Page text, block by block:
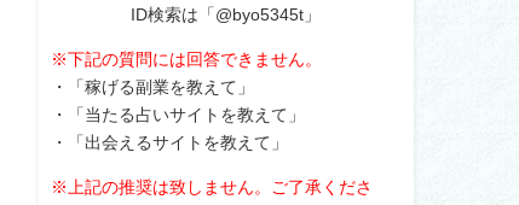
ID検索は「@byo5345t」
※下記の質問には回答できません。
・「稼げる副業を教えて」
・「当たる占いサイトを教えて」
・「出会えるサイトを教えて」
※上記の推奨は致しません。ご了承くださ